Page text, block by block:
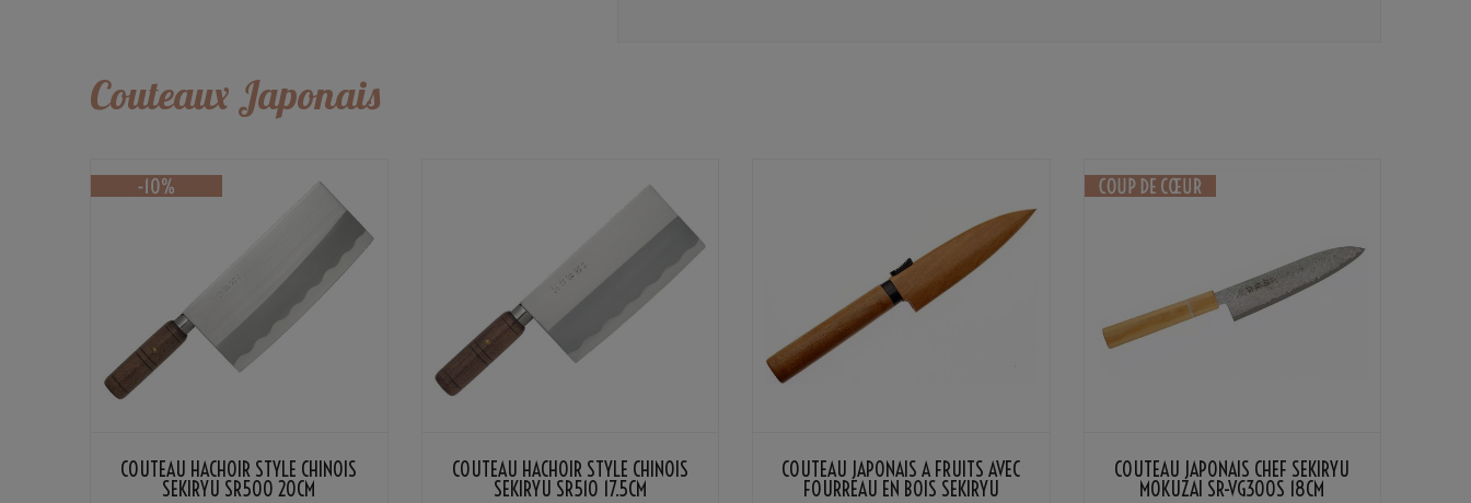
Couteaux Japonais
COUTEAU HACHOIR STYLE CHINOIS
SEKIRYU SR500 20CM
COUTEAU HACHOIR STYLE CHINOIS
SEKIRYU SR510 17.5CM
COUTEAU JAPONAIS À FRUITS AVEC
FOURREAU EN BOIS SEKIRYU
COUTEAU JAPONAIS CHEF SEKIRYU
MOKUZAI SR-VG300S 18CM